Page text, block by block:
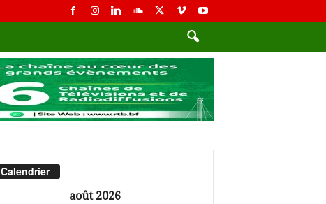
Calendrier
août 2026